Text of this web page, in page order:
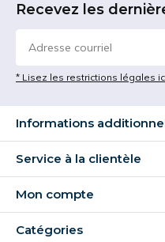
Recevez les
* Lisez les restrictions légales
Informations
Service à la clientèle
Mon compte
Catégories